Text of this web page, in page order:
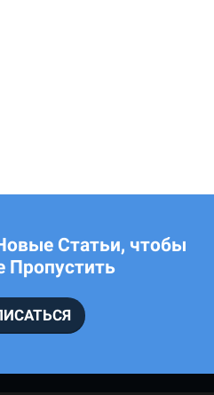
Статьи, чтобы
Пропустить